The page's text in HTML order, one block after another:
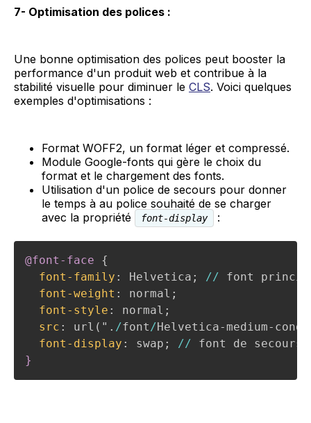
7- Optimisation des polices :
Une bonne optimisation des polices peut booster la
performance d'un produit web et contribue à la
stabilité visuelle pour diminuer le CLS. Voici quelques
exemples d'optimisations :
Format WOFF2, un format léger et compressé.
Module Google-fonts qui gère le choix du
format et le chargement des fonts.
Utilisation d'un police de secours pour donner
le temps à au police souhaité de se charger
avec la propriété
font-display :
@font-face {
font-family : Helvetica; // font
font-weight :
normal;
font-style :
normal;
src : url(". /font /Helvetica-medium-
font-display : swap; // font de secours
}